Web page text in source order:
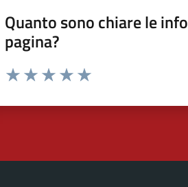
Quanto sono chiare le
pagina?